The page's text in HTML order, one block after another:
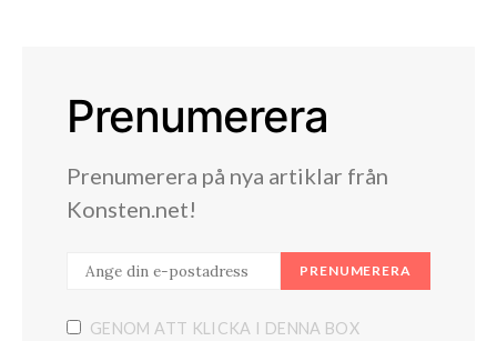
Prenumerera
Prenumerera på nya artiklar från
Konsten.net!
PRENUMERERA
GENOM ATT KLICKA I DENNA BOX